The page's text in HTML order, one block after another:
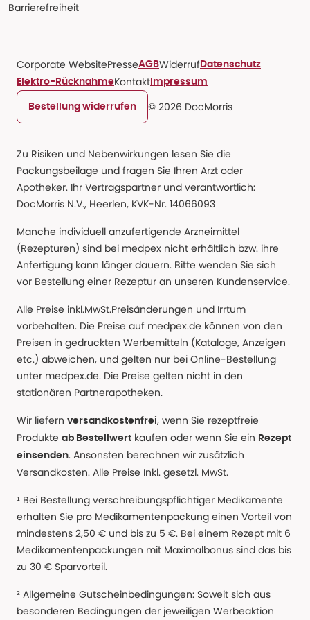
Barrierefreiheit
Corporate WebsitePresseAGBWiderruf Datenschutz
Elektro-RücknahmeKontakt Impressum
Bestellung widerrufen © 2026 DocMorris
Zu Risiken und Nebenwirkungen lesen Sie die
Packungsbeilage und fragen Sie Ihren Arzt oder
Apotheker. Ihr Vertragspartner und verantwortlich:
DocMorris N.V., Heerlen, KVK-Nr. 14066093
Manche individuell anzufertigende Arzneimittel
(Rezepturen) sind bei medpex nicht erhältlich bzw. ihre
Anfertigung kann länger dauern. Bitte wenden Sie sich
vor Bestellung einer Rezeptur an unseren Kundenservice.
Alle Preise inkl.MwSt.Preisänderungen und Irrtum
vorbehalten. Die Preise auf medpex.de können von den
Preisen in gedruckten Werbemitteln (Kataloge, Anzeigen
etc.) abweichen, und gelten nur bei Online-Bestellung
unter medpex.de. Die Preise gelten nicht in den
stationären Partnerapotheken.
Wir liefern versandkostenfrei, wenn Sie rezeptfreie
Produkte ab Bestellwert kaufen oder wenn Sie ein Rezept
einsenden. Ansonsten berechnen wir zusätzlich
Versandkosten. Alle Preise Inkl. gesetzl. MwSt.
¹ Bei Bestellung verschreibungspflichtiger Medikamente
erhalten Sie pro Medikamentenpackung einen Vorteil von
mindestens 2,50 € und bis zu 5 €. Bei einem Rezept mit 6
Medikamentenpackungen mit Maximalbonus sind das bis
zu 30 € Sparvorteil.
² Allgemeine Gutscheinbedingungen: Soweit sich aus
besonderen Bedingungen der jeweiligen Werbeaktion